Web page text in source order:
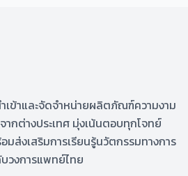
เข้าและจัดจำหน่ายผลิตภัณฑ์ความงาม
กต่างประเทศ มุ่งเน้นตอบทุกโจทย์
มส่งเสริมการเรียนรู้นวัตกรรมทางการ
วงการแพทย์ไทย